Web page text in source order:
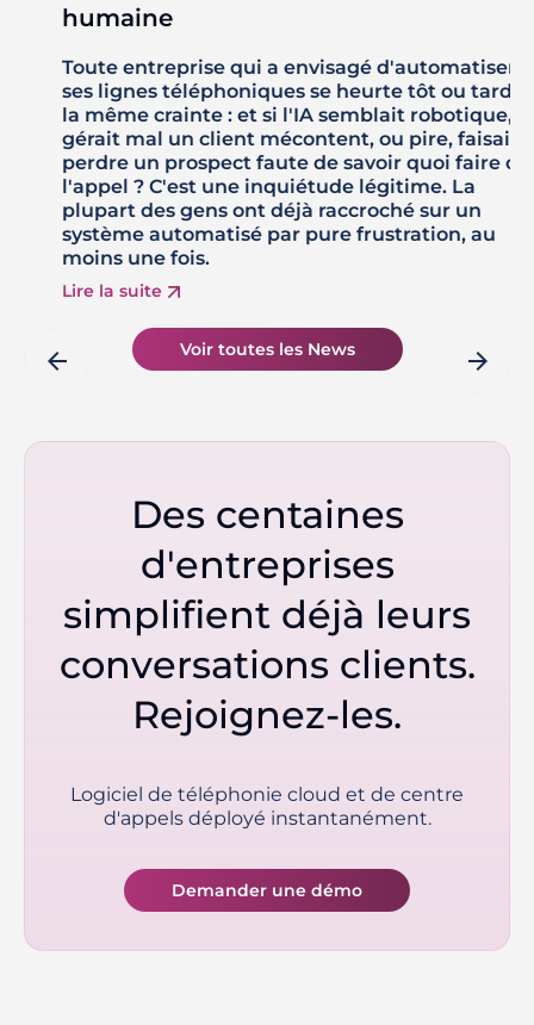
humaine
Toute entreprise qui a envisagé d'automatiser
ses lignes téléphoniques se heurte tôt ou tard à
la même crainte : et si l'IA semblait robotique,
gérait mal un client mécontent, ou pire, faisait
perdre un prospect faute de savoir quoi faire de
l'appel ? C'est une inquiétude légitime. La
plupart des gens ont déjà raccroché sur un
système automatisé par pure frustration, au
moins une fois.
Lire la suite
arrow_back Voir toutes les News arrow_forward
Des centaines
d'entreprises
simplifient déjà leurs
conversations clients.
Rejoignez-les.
Logiciel de téléphonie cloud et de centre
d'appels déployé instantanément.
Demander une démo